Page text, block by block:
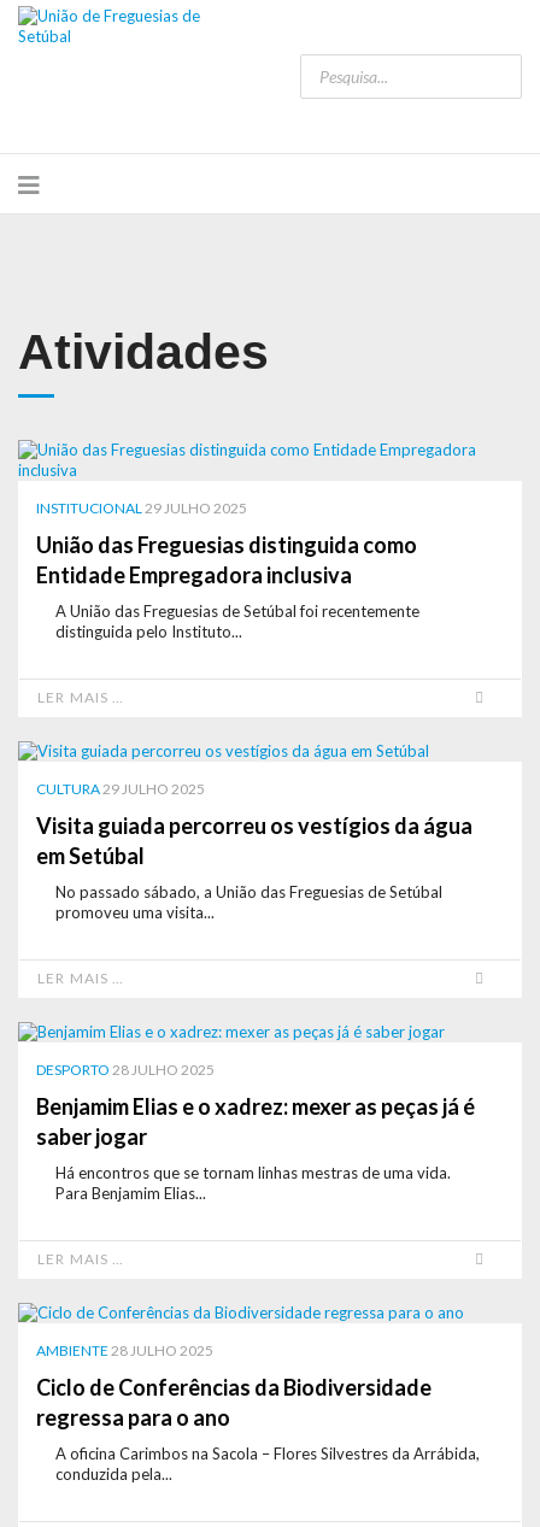
Atividades
União das Freguesias distinguida como
Entidade Empregadora inclusiva
INSTITUCIONAL29 JULHO 2025
A União das Freguesias de Setúbal foi recentemente
distinguida pelo Instituto...
LER MAIS …
Visita guiada percorreu os vestígios da água
em Setúbal
CULTURA29 JULHO 2025
No passado sábado, a União das Freguesias de Setúbal
promoveu uma visita...
LER MAIS …
Benjamim Elias e o xadrez: mexer as peças já é
saber jogar
DESPORTO 28 JULHO 2025
Há encontros que se tornam linhas mestras de uma vida.
Para Benjamim Elias...
LER MAIS …
Ciclo de Conferências da Biodiversidade
regressa para o ano
AMBIENTE 28 JULHO 2025
A oficina Carimbos na Sacola – Flores Silvestres da Arrábida,
conduzida pela...